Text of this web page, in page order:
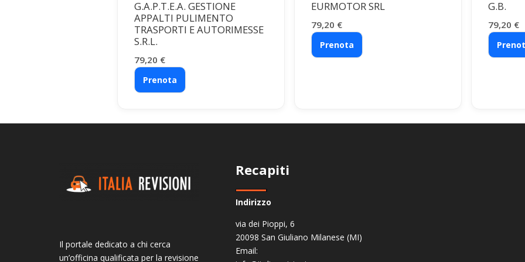
G.A.P.T.E.A. GESTIONE
APPALTI PULIMENTO
TRASPORTI E AUTORIMESSE
S.R.L.
79,20 €
Prenota
EURMOTOR SRL
79,20 €
Prenota
G.B.
79,20 €
Il portale dedicato a chi cerca
un’officina qualificata per la revisione
Recapiti
Indirizzo
via dei Pioppi, 6
20098 San Giuliano Milanese (MI)
Email: